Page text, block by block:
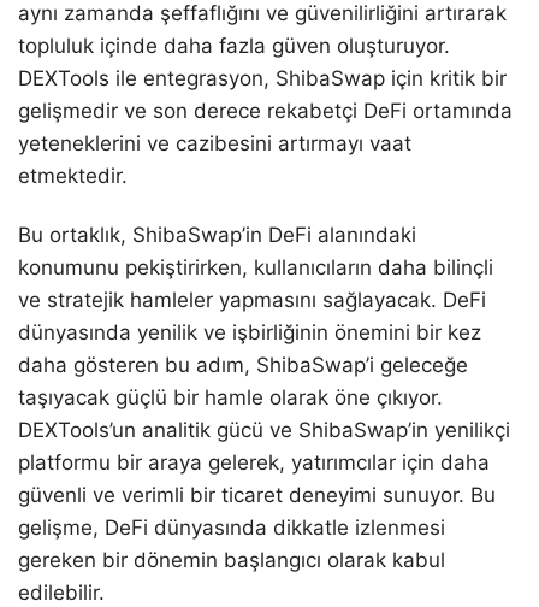
aynı zamanda şeffaflığını ve güvenilirliğini artırarak
topluluk içinde daha fazla güven oluşturuyor.
DEXTools ile entegrasyon, ShibaSwap için kritik bir
gelişmedir ve son derece rekabetçi DeFi ortamında
yeteneklerini ve cazibesini artırmayı vaat
etmektedir.
Bu ortaklık, ShibaSwap’in DeFi alanındaki
konumunu pekiştirirken, kullanıcıların daha bilinçli
ve stratejik hamleler yapmasını sağlayacak. DeFi
dünyasında yenilik ve işbirliğinin önemini bir kez
daha gösteren bu adım, ShibaSwap’i geleceğe
taşıyacak güçlü bir hamle olarak öne çıkıyor.
DEXTools’un analitik gücü ve ShibaSwap’in yenilikçi
platformu bir araya gelerek, yatırımcılar için daha
güvenli ve verimli bir ticaret deneyimi sunuyor. Bu
gelişme, DeFi dünyasında dikkatle izlenmesi
gereken bir dönemin başlangıcı olarak kabul
edilebilir.